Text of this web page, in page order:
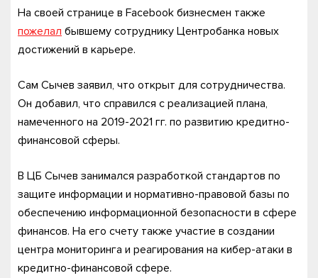
На своей странице в Facebook бизнесмен также
пожелал бывшему сотруднику Центробанка новых
достижений в карьере.
Сам Сычев заявил, что открыт для сотрудничества.
Он добавил, что справился с реализацией плана,
намеченного на 2019-2021 гг. по развитию кредитно-
финансовой сферы.
В ЦБ Сычев занимался разработкой стандартов по
защите информации и нормативно-правовой базы по
обеспечению информационной безопасности в сфере
финансов. На его счету также участие в создании
центра мониторинга и реагирования на кибер-атаки в
кредитно-финансовой сфере.